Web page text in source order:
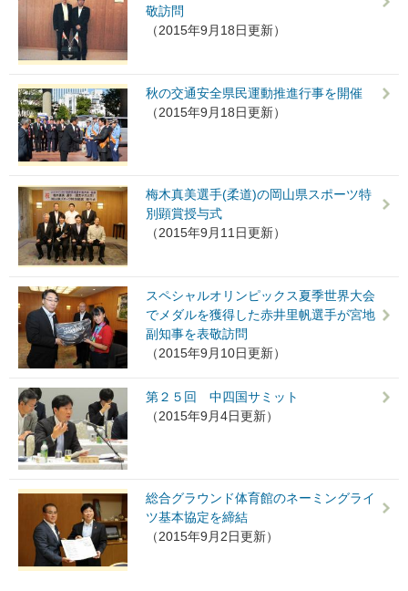
敬訪問
（2015年9月18日更新）
秋の交通安全県民運動推進行事を開催
（2015年9月18日更新）
梅木真美選手(柔道)の岡山県スポーツ特
別顕賞授与式
（2015年9月11日更新）
スペシャルオリンピックス夏季世界大会
でメダルを獲得した赤井里帆選手が宮地
副知事を表敬訪問
（2015年9月10日更新）
第２５回 中四国サミット
（2015年9月4日更新）
総合グラウンド体育館のネーミングライ
ツ基本協定を締結
（2015年9月2日更新）